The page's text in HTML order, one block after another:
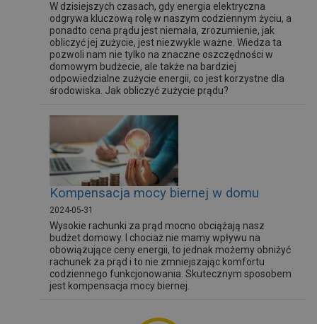
W dzisiejszych czasach, gdy energia elektryczna
odgrywa kluczową rolę w naszym codziennym życiu, a
ponadto cena prądu jest niemała, zrozumienie, jak
obliczyć jej zużycie, jest niezwykle ważne. Wiedza ta
pozwoli nam nie tylko na znaczne oszczędności w
domowym budżecie, ale także na bardziej
odpowiedzialne zużycie energii, co jest korzystne dla
środowiska. Jak obliczyć zużycie prądu?
Kompensacja mocy biernej w domu
2024-05-31
Wysokie rachunki za prąd mocno obciążają nasz
budżet domowy. I chociaż nie mamy wpływu na
obowiązujące ceny energii, to jednak możemy obniżyć
rachunek za prąd i to nie zmniejszając komfortu
codziennego funkcjonowania. Skutecznym sposobem
jest kompensacja mocy biernej.